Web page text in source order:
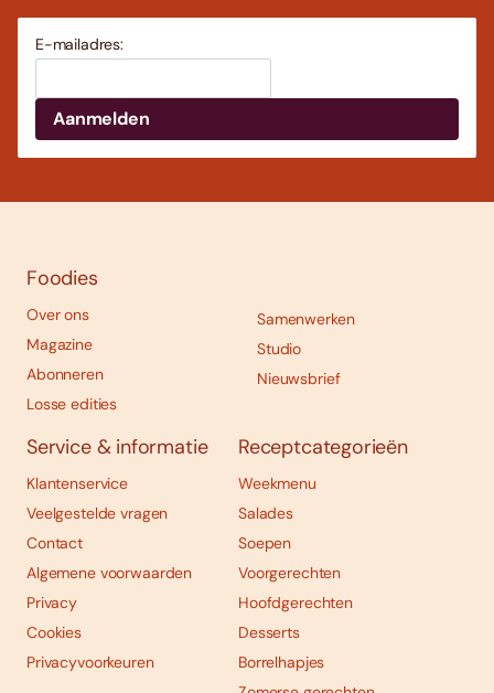
E-mailadres:
Foodies
Over ons
Magazine
Abonneren
Losse edities
Samenwerken
Studio
Nieuwsbrief
Service & informatie
Klantenservice
Veelgestelde vragen
Contact
Algemene voorwaarden
Privacy
Cookies
Privacyvoorkeuren
Receptcategorieën
Weekmenu
Salades
Soepen
Voorgerechten
Hoofdgerechten
Desserts
Borrelhapjes